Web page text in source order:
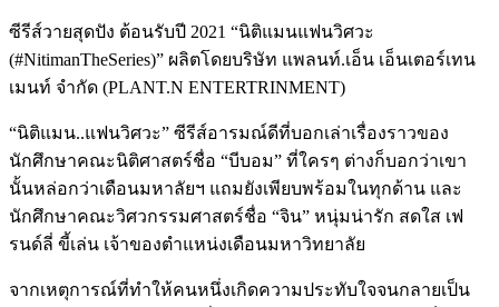
ซีรีส์วายสุดปัง ต้อนรับปี 2021 “นิติแมนแฟนวิศวะ
(#NitimanTheSeries)” ผลิตโดยบริษัท แพลนท์.เอ็น เอ็นเตอร์เทน
เมนท์ จำกัด (PLANT.N ENTERTRINMENT)
“นิติแมน..แฟนวิศวะ” ซีรีส์อารมณ์ดีที่บอกเล่าเรื่องราวของ
นักศึกษาคณะนิติศาสตร์ชื่อ “บีบอม” ที่ใครๆ ต่างก็บอกว่าเขา
นั้นหล่อกว่าเดือนมหาลัยฯ แถมยังเพียบพร้อมในทุกด้าน และ
นักศึกษาคณะวิศวกรรมศาสตร์ชื่อ “จิน” หนุ่มน่ารัก สดใส เฟ
รนด์ลี่ ขี้เล่น เจ้าของตำแหน่งเดือนมหาวิทยาลัย
จากเหตุการณ์ที่ทำให้คนหนึ่งเกิดความประทับใจจนกลายเป็น